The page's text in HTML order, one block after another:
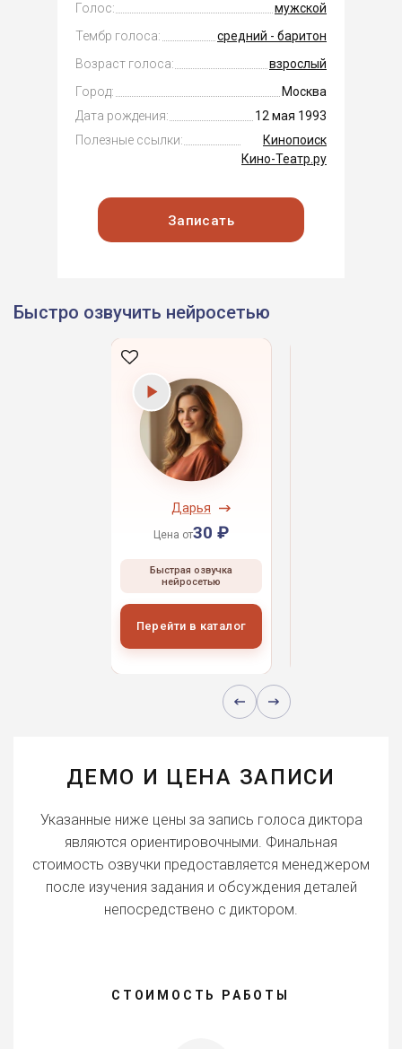
Голос:
мужской
Тембр голоса:
средний - баритон
Возраст голоса:
взрослый
Город:
Москва
Дата рождения:
12 мая 1993
Полезные ссылки:
Кинопоиск
Кино-Театр.ру
Записать
Быстро озвучить нейросетью
Дарья
Цена от30 ₽
Быстрая озвучка
нейросетью
Перейти в каталог
ДЕМО И ЦЕНА ЗАПИСИ
Указанные ниже цены за запись голоса диктора
являются ориентировочными. Финальная
стоимость озвучки предоставляется менеджером
после изучения задания и обсуждения деталей
непосредствено с диктором.
СТОИМОСТЬ РАБОТЫ